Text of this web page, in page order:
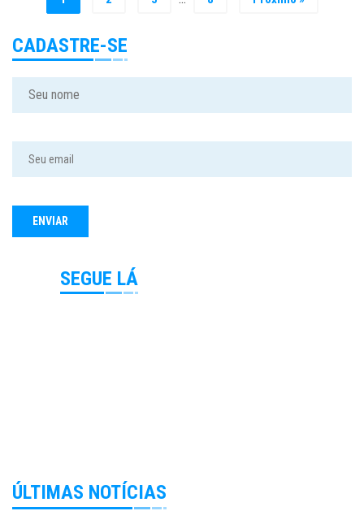
CADASTRE-SE
SEGUE LÁ
ÚLTIMAS NOTÍCIAS